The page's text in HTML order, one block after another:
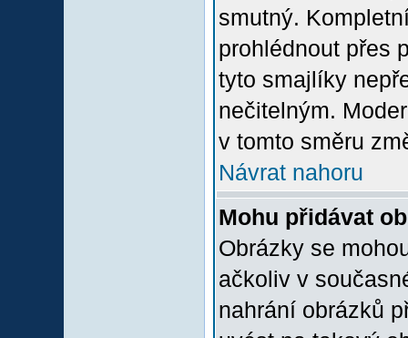
smutný.
prohlédnout přes
tyto smajlíky
nečitelným.
v tomto směru
Návrat nahoru
Mohu přidávat
Obrázky se
ačkoliv v
nahrání obrázků